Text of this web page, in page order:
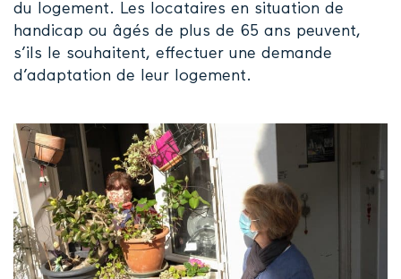
du logement. Les locataires en situation de
handicap ou âgés de plus de 65 ans peuvent,
s’ils le souhaitent, effectuer une demande
d’adaptation de leur logement.